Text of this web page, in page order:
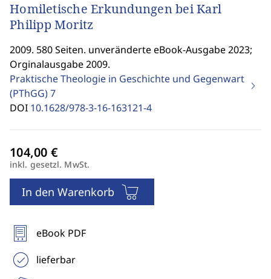
Homiletische Erkundungen bei Karl
Philipp Moritz
2009. 580 Seiten. unveränderte eBook-Ausgabe 2023;
Orginalausgabe 2009.
Praktische Theologie in Geschichte und Gegenwart
(PThGG)7
DOI 10.1628/978-3-16-163121-4
inkl. gesetzl. MwSt.
In den Warenkorb
eBook PDF
lieferbar